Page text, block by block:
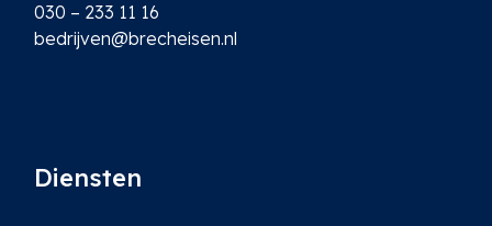
030 – 233 11 16
bedrijven@brecheisen.nl
Diensten